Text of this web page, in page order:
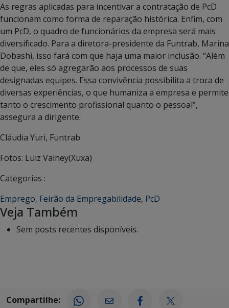
As regras aplicadas para incentivar a contratação de PcD
funcionam como forma de reparação histórica. Enfim, com
um PcD, o quadro de funcionários da empresa será mais
diversificado. Para a diretora-presidente da Funtrab, Marina
Dobashi, isso fará com que haja uma maior inclusão. “Além
de que, eles só agregarão aos processos de suas
designadas equipes. Essa convivência possibilita a troca de
diversas experiências, o que humaniza a empresa e permite
tanto o crescimento profissional quanto o pessoal”,
assegura a dirigente.
Cláudia Yuri, Funtrab
Fotos: Luiz Valney(Xuxa)
Categorias :
Emprego, Feirão da Empregabilidade, PcD
Veja Também
Sem posts recentes disponíveis.
Compartilhe: